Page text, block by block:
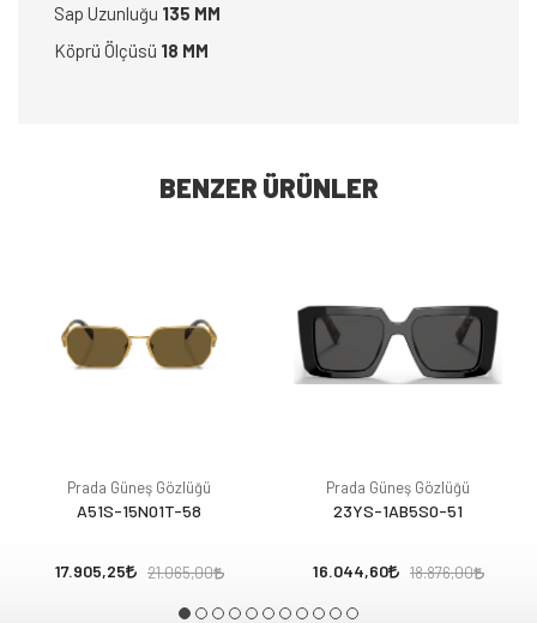
Sap Uzunluğu 135 MM
Köprü Ölçüsü 18 MM
BENZER ÜRÜNLER
Prada Güneş Gözlüğü
A51S-15N01T-58
17.905,25 21.065,00
Prada Güneş Gözlüğü
23YS-1AB5S0-51
16.044,60 18.876,00